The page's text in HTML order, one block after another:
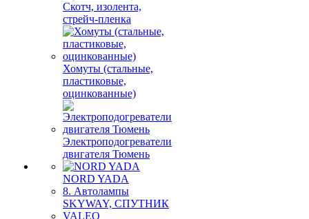
Скотч, изолента,
стрейч-пленка
Хомуты (стальные,
пластиковые,
оцинкованные)
Электроподогреватели
двигателя Тюмень
NORD YADA
8. Автолампы
SKYWAY, СПУТНИК
VALEO